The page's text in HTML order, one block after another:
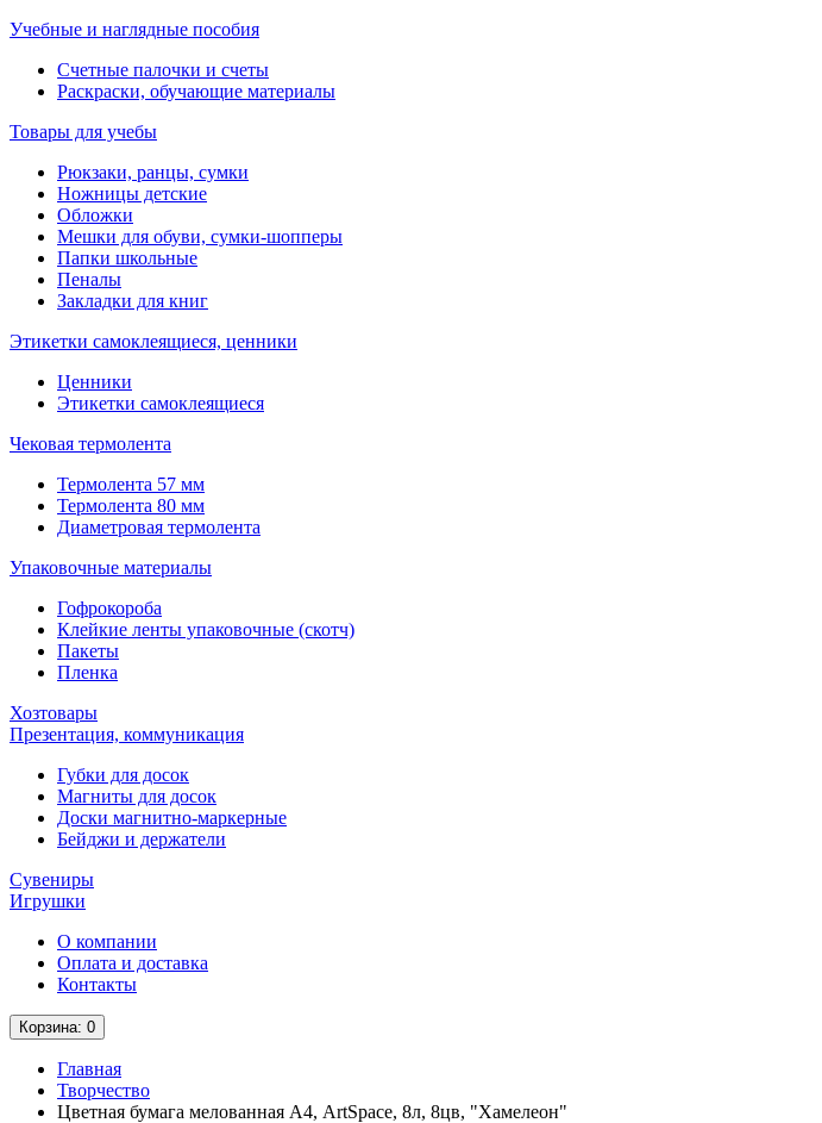
Учебные и наглядные пособия
Счетные палочки и счеты
Раскраски, обучающие материалы
Товары для учебы
Рюкзаки, ранцы, сумки
Ножницы детские
Обложки
Мешки для обуви, сумки-шопперы
Папки школьные
Пеналы
Закладки для книг
Этикетки самоклеящиеся, ценники
Ценники
Этикетки самоклеящиеся
Чековая термолента
Термолента 57 мм
Термолента 80 мм
Диаметровая термолента
Упаковочные материалы
Гофрокороба
Клейкие ленты упаковочные (скотч)
Пакеты
Пленка
Хозтовары
Презентация, коммуникация
Губки для досок
Магниты для досок
Доски магнитно-маркерные
Бейджи и держатели
Сувениры
Игрушки
О компании
Оплата и доставка
Контакты
Корзина: 0
Главная
Творчество
Цветная бумага мелованная А4, ArtSpace, 8л, 8цв, "Хамелеон"